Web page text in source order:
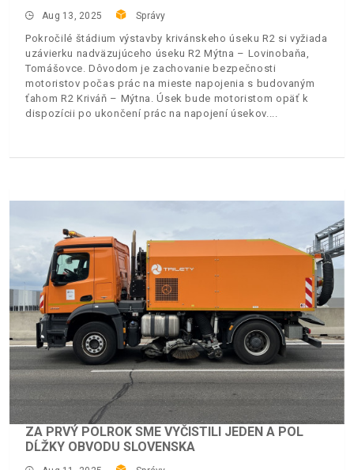
Aug 13, 2025 Správy
Pokročilé štádium výstavby krivánskeho úseku R2 si vyžiada
uzávierku nadväzujúceho úseku R2 Mýtna – Lovinobaňa,
Tomášovce. Dôvodom je zachovanie bezpečnosti
motoristov počas prác na mieste napojenia s budovaným
ťahom R2 Kriváň – Mýtna. Úsek bude motoristom opäť k
dispozícii po ukončení prác na napojení úsekov.
ZA PRVÝ POLROK SME VYČISTILI JEDEN A POL
DĹŽKY OBVODU SLOVENSKA